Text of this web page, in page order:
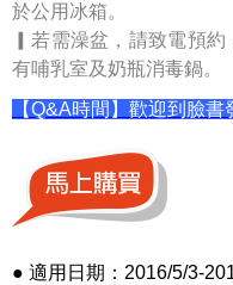
於公用冰箱。
▎若需澡盆，請致電預
有哺乳室及奶瓶消毒鍋。
【Q&A時間】歡迎到臉書
● 適用日期：2016/5/3-